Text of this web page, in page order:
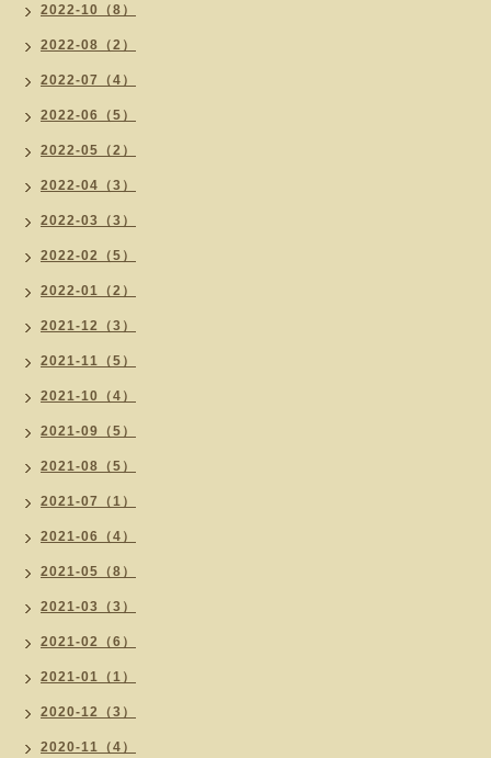
2022-10（8）
2022-08（2）
2022-07（4）
2022-06（5）
2022-05（2）
2022-04（3）
2022-03（3）
2022-02（5）
2022-01（2）
2021-12（3）
2021-11（5）
2021-10（4）
2021-09（5）
2021-08（5）
2021-07（1）
2021-06（4）
2021-05（8）
2021-03（3）
2021-02（6）
2021-01（1）
2020-12（3）
2020-11（4）